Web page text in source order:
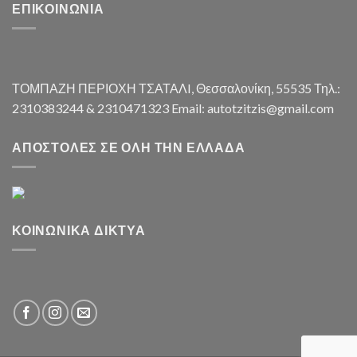
ΕΠΙΚΟΙΝΩΝΊΑ
ΤΟΜΠΑΖΗ ΠΕΡΙΟΧΗ ΤΣΑΤΑΛI, Θεσσαλονίκη, 55535 Τηλ.:
2310383244 & 2310471323 Email: autotzitzis@gmail.com
ΑΠΟΣΤΟΛΈΣ ΣΕ ΌΛΗ ΤΗΝ ΕΛΛΆΔΑ
ΚΟΙΝΩΝΙΚΆ ΔΊΚΤΥΑ